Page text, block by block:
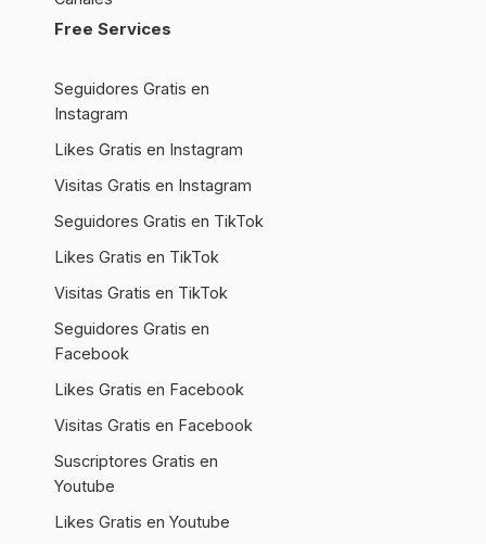
Free Services
Seguidores Gratis en
Instagram
Likes Gratis en Instagram
Visitas Gratis en Instagram
Seguidores Gratis en TikTok
Likes Gratis en TikTok
Visitas Gratis en TikTok
Seguidores Gratis en
Facebook
Likes Gratis en Facebook
Visitas Gratis en Facebook
Suscriptores Gratis en
Youtube
Likes Gratis en Youtube